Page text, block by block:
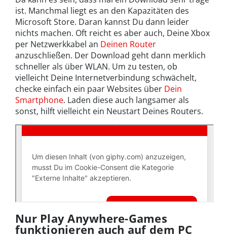
ist. Manchmal liegt es an den Kapazitäten des
Microsoft Store. Daran kannst Du dann leider
nichts machen. Oft reicht es aber auch, Deine Xbox
per Netzwerkkabel an Deinen Router
anzuschließen. Der Download geht dann merklich
schneller als über WLAN. Um zu testen, ob
vielleicht Deine Internetverbindung schwächelt,
checke einfach ein paar Websites über Dein
Smartphone. Laden diese auch langsamer als
sonst, hilft vielleicht ein Neustart Deines Routers.
Nur Play Anywhere-Games
funktionieren auch auf dem PC